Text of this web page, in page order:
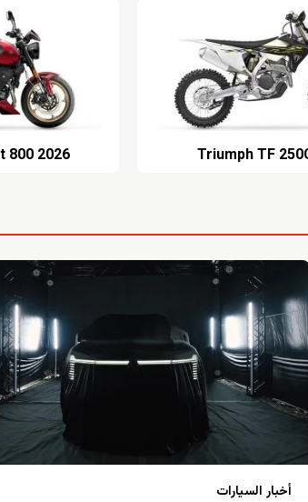
2026 Triumph Trident 800
أخبار السيارات